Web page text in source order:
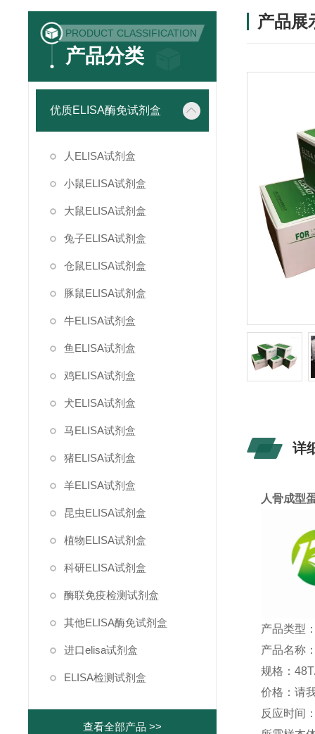
PRODUCT CLASSIFICATION
产品分类
优质ELISA酶免试剂盒
人ELISA试剂盒
小鼠ELISA试剂盒
大鼠ELISA试剂盒
兔子ELISA试剂盒
仓鼠ELISA试剂盒
豚鼠ELISA试剂盒
牛ELISA试剂盒
鱼ELISA试剂盒
鸡ELISA试剂盒
犬ELISA试剂盒
马ELISA试剂盒
猪ELISA试剂盒
羊ELISA试剂盒
昆虫ELISA试剂盒
植物ELISA试剂盒
科研ELISA试剂盒
酶联免疫检测试剂盒
其他ELISA酶免试剂盒
进口elisa试剂盒
ELISA检测试剂盒
查看全部产品 >>
产品展
详
人骨成型
产品类型
产品名称
规格：
价格：请
反应时间